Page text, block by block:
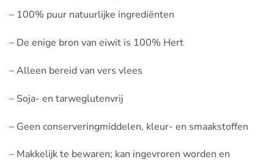
– 100% puur natuurlijke ingrediënten
– De enige bron van eiwit is 100% Hert
– Alleen bereid van vers vlees
– Soja- en tarweglutenvrij
– Geen conserveringmiddelen, kleur- en smaakstoffen
– Makkelijk te bewaren; kan ingevroren worden en